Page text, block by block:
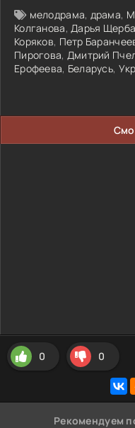
мелодрама, драма,
Колганова,Дарья
Коряков, Петр
Пирогова, Дмитрий
Ерофеева, Беларусь,
0 0
Рекомендуем